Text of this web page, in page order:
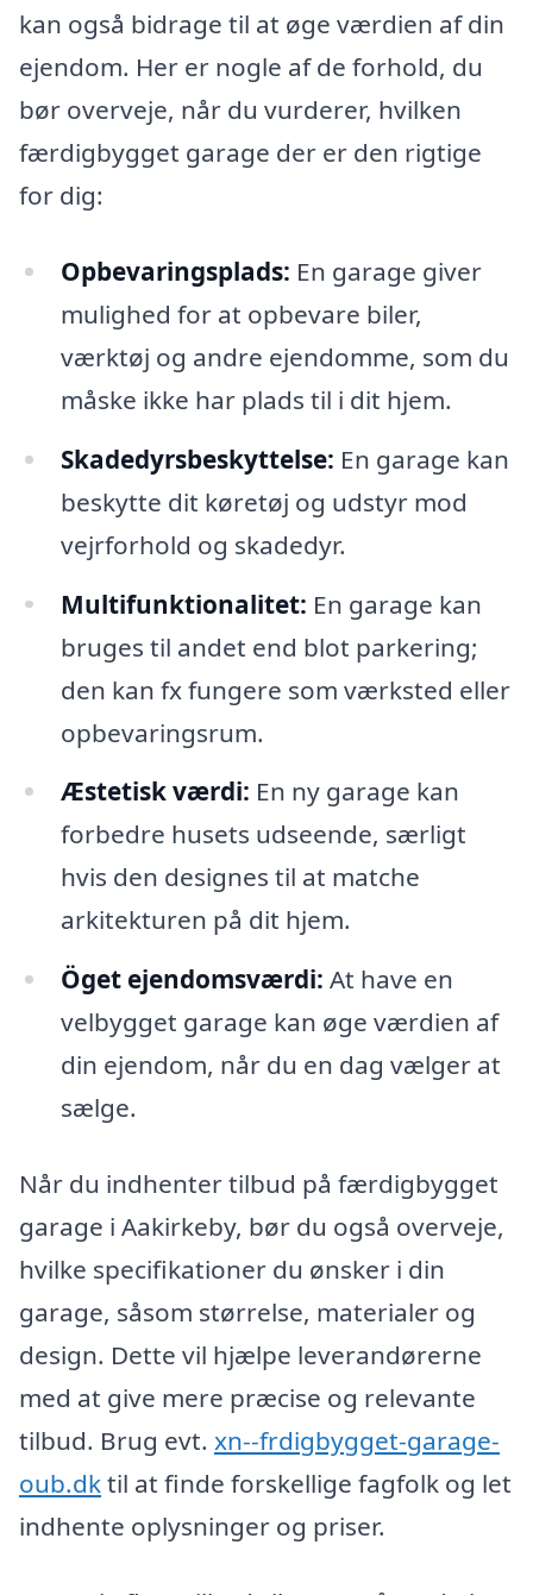
kan også bidrage til at øge værdien af din
ejendom. Her er nogle af de forhold, du
bør overveje, når du vurderer, hvilken
færdigbygget garage der er den rigtige
for dig:
Opbevaringsplads: En garage giver
mulighed for at opbevare biler,
værktøj og andre ejendomme, som du
måske ikke har plads til i dit hjem.
Skadedyrsbeskyttelse: En garage kan
beskytte dit køretøj og udstyr mod
vejrforhold og skadedyr.
Multifunktionalitet: En garage kan
bruges til andet end blot parkering;
den kan fx fungere som værksted eller
opbevaringsrum.
Æstetisk værdi: En ny garage kan
forbedre husets udseende, særligt
hvis den designes til at matche
arkitekturen på dit hjem.
Öget ejendomsværdi: At have en
velbygget garage kan øge værdien af
din ejendom, når du en dag vælger at
sælge.
Når du indhenter tilbud på færdigbygget
garage i Aakirkeby, bør du også overveje,
hvilke specifikationer du ønsker i din
garage, såsom størrelse, materialer og
design. Dette vil hjælpe leverandørerne
med at give mere præcise og relevante
tilbud. Brug evt. xn--frdigbygget-garage-
oub.dktil at finde forskellige fagfolk og let
indhente oplysninger og priser.